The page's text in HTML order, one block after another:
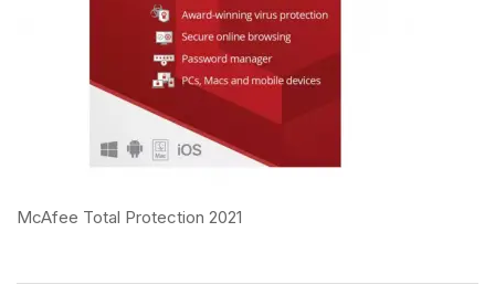
McAfee Total Protection 2021